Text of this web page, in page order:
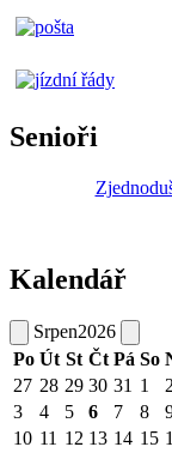
Senioři
Kalendář
Srpen2026
Po Út St Čt Pá So
27 28 29 30 31 1
2
3
4 5 6 7 8
10 11 12 13 14 15